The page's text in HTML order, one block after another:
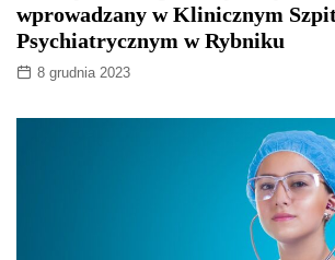
wprowadzany w Klinicznym
Psychiatrycznym w Rybniku
8 grudnia 2023